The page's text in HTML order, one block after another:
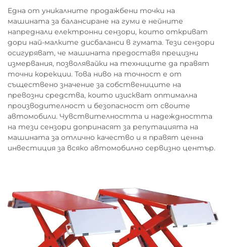
Една от уникалните продажбени точки на
машината за балансиране на гуми е нейните
напреднали електронни сензори, които откриват
дори най-малките дисбаланси в гумата. Тези сензори
осигуряват, че машината предоставя прецизни
измервания, позволявайки на техниците да правят
точни корекции. Това ниво на точност е от
съществено значение за собствениците на
превозни средства, които изискват оптимална
производителност и безопасност от своите
автомобили. Чувствителността и надеждността
на тези сензори допринасят за репутацията на
машината за отлично качество и я правят ценна
инвестиция за всяко автомобилно сервизно център.